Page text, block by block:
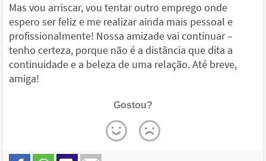
Mas vou arriscar, vou tentar outro emprego onde
espero ser feliz e me realizar ainda mais pessoal e
profissionalmente! Nossa amizade vai continuar –
tenho certeza, porque não é a distância que dita a
continuidade e a beleza de uma relação. Até breve,
amiga!
Gostou?